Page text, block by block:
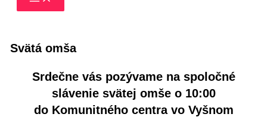
Svätá omša
Srdečne vás pozývame na spoločné
slávenie svätej omše o 10:00
do Komunitného centra vo Vyšnom